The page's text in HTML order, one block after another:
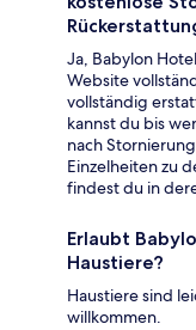
Ja, Babylon
Website
vollständig
kannst du bis
nach
Einzelheiten zu
findest du in
Erlaubt
Haustiere?
Haustiere sind
willkommen.